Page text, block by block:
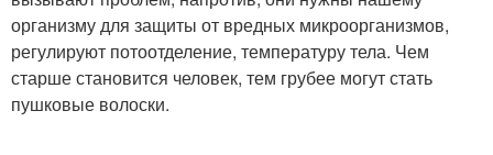
организму для защиты от вредных микроорганизмов,
регулируют потоотделение, температуру тела. Чем
старше становится человек, тем грубее могут стать
пушковые волоски.